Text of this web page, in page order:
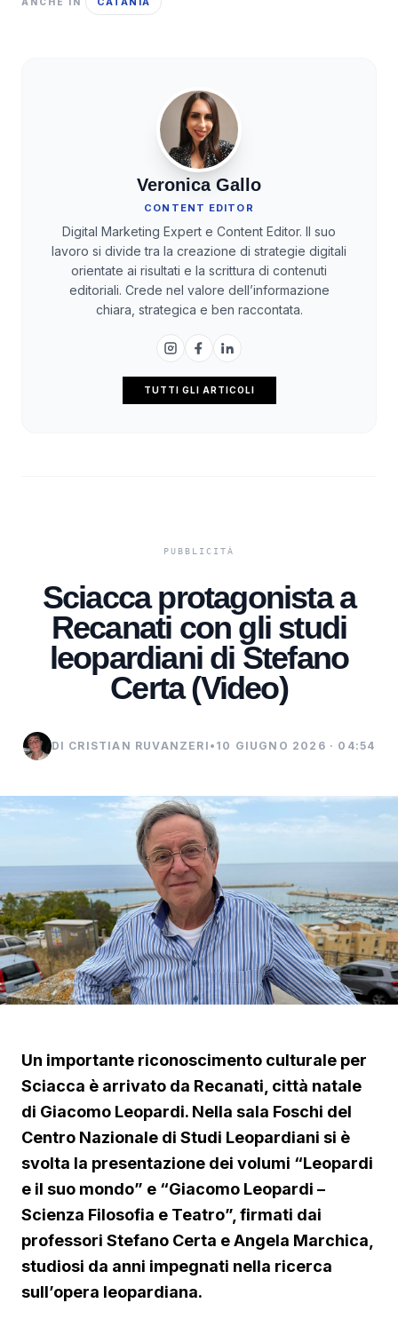
Veronica Gallo
CONTENT EDITOR
Digital Marketing Expert e Content Editor. Il suo
lavoro si divide tra la creazione di strategie digitali
orientate ai risultati e la scrittura di contenuti
editoriali. Crede nel valore dell’informazione
chiara, strategica e ben raccontata.
TUTTI GLI ARTICOLI
Sciacca protagonista a
Recanati con gli studi
leopardiani di Stefano
Certa (Video)
DI CRISTIAN RUVANZERI • 10 GIUGNO 2026 · 04:54
Un importante riconoscimento culturale per
Sciacca è arrivato da Recanati, città natale
di Giacomo Leopardi. Nella sala Foschi del
Centro Nazionale di Studi Leopardiani si è
svolta la presentazione dei volumi “Leopardi
e il suo mondo” e “Giacomo Leopardi –
Scienza Filosofia e Teatro”, firmati dai
professori Stefano Certa e Angela Marchica,
studiosi da anni impegnati nella ricerca
sull’opera leopardiana.